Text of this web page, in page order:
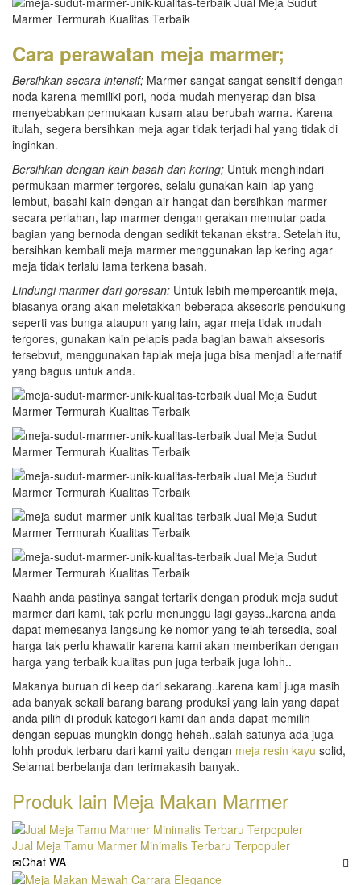
Cara perawatan meja marmer;
Bersihkan secara intensif; Marmer sangat sangat sensitif dengan
noda karena memiliki pori, noda mudah menyerap dan bisa
menyebabkan permukaan kusam atau berubah warna. Karena
itulah, segera bersihkan meja agar tidak terjadi hal yang tidak di
inginkan.
Bersihkan dengan kain basah dan kering; Untuk menghindari
permukaan marmer tergores, selalu gunakan kain lap yang
lembut, basahi kain dengan air hangat dan bersihkan marmer
secara perlahan, lap marmer dengan gerakan memutar pada
bagian yang bernoda dengan sedikit tekanan ekstra. Setelah itu,
bersihkan kembali meja marmer menggunakan lap kering agar
meja tidak terlalu lama terkena basah.
Lindungi marmer dari goresan; Untuk lebih mempercantik meja,
biasanya orang akan meletakkan beberapa aksesoris pendukung
seperti vas bunga ataupun yang lain, agar meja tidak mudah
tergores, gunakan kain pelapis pada bagian bawah aksesoris
tersebvut, menggunakan taplak meja juga bisa menjadi alternatif
yang bagus untuk anda.
Naahh anda pastinya sangat tertarik dengan produk meja sudut
marmer dari kami, tak perlu menunggu lagi gayss..karena anda
dapat memesanya langsung ke nomor yang telah tersedia, soal
harga tak perlu khawatir karena kami akan memberikan dengan
harga yang terbaik kualitas pun juga terbaik juga lohh..
Makanya buruan di keep dari sekarang..karena kami juga masih
ada banyak sekali barang barang produksi yang lain yang dapat
anda pilih di produk kategori kami dan anda dapat memilih
dengan sepuas mungkin dongg heheh..salah satunya ada juga
lohh produk terbaru dari kami yaitu dengan meja resin kayu solid,
Selamat berbelanja dan terimakasih banyak.
Produk lain Meja Makan Marmer
Jual Meja Tamu Marmer Minimalis Terbaru Terpopuler
Chat WA